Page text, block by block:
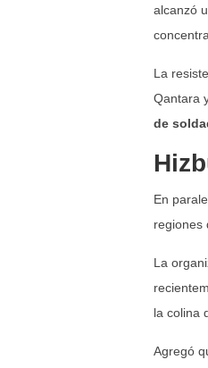
alcanzó
La
Qantara
de
En
regiones
La
la colina
Agregó